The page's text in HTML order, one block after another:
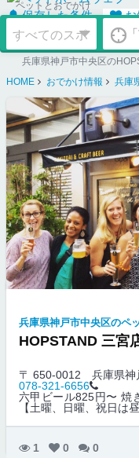
保存した条件
ペットとおでかけ
HOME
おでかけ情報 兵庫
兵庫県神戸市中央区のペ
HOPSTAND 三宮
〒 650-0012
兵庫県神
078-321-6656
六甲ビール825円〜 焼
【土曜、日曜、祝日は
1 0 0